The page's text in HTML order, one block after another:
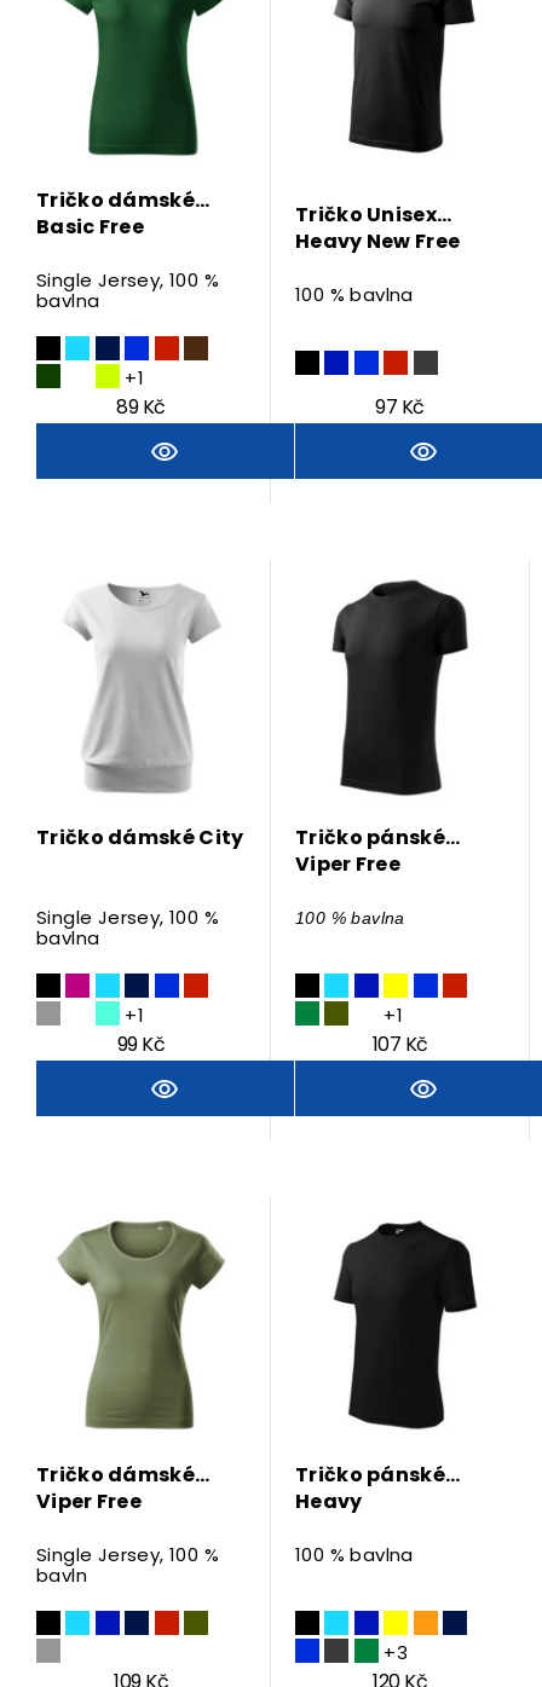
Tričko dámské
Basic Free
Single Jersey, 100 %
bavlna
+1
89 Kč
Tričko Unisex
Heavy New Free
100 % bavlna
97 Kč
Tričko dámské City
Single Jersey, 100 %
bavlna
+1
99 Kč
Tričko pánské
Viper Free
100 % bavlna
+1
107 Kč
Tričko dámské
Viper Free
Single Jersey, 100 %
bavln
Tričko pánské
Heavy
100 % bavlna
+3